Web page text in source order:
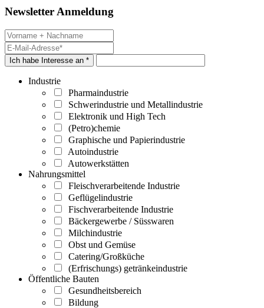
Newsletter Anmeldung
Ich habe Interesse an *
Industrie
Pharmaindustrie
Schwerindustrie und Metallindustrie
Elektronik und High Tech
(Petro)chemie
Graphische und Papierindustrie
Autoindustrie
Autowerkstätten
Nahrungsmittel
Fleischverarbeitende Industrie
Geflügelindustrie
Fischverarbeitende Industrie
Bäckergewerbe / Süsswaren
Milchindustrie
Obst und Gemüse
Catering/Großküche
(Erfrischungs) getränkeindustrie
Öffentliche Bauten
Gesundheitsbereich
Bildung